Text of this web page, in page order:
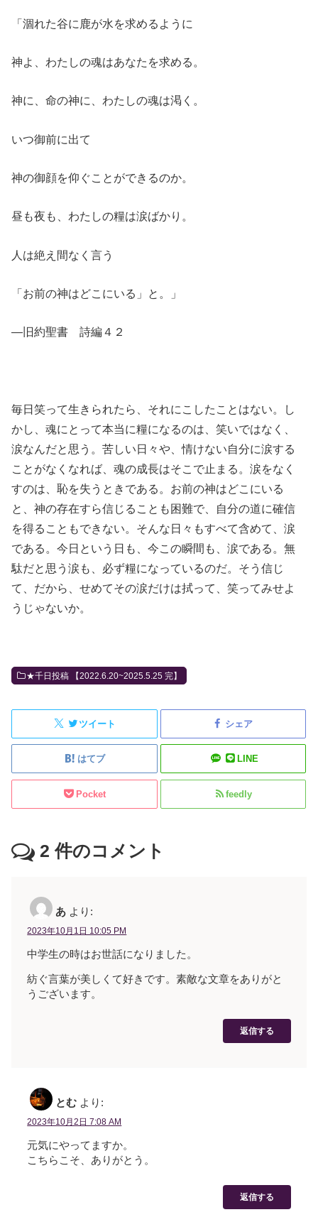
「涸れた谷に鹿が水を求めるように
神よ、わたしの魂はあなたを求める。
神に、命の神に、わたしの魂は渇く。
いつ御前に出て
神の御顔を仰ぐことができるのか。
昼も夜も、わたしの糧は涙ばかり。
人は絶え間なく言う
「お前の神はどこにいる」と。」
―旧約聖書 詩編４２
毎日笑って生きられたら、それにこしたことはない。し
かし、魂にとって本当に糧になるのは、笑いではなく、
涙なんだと思う。苦しい日々や、情けない自分に涙する
ことがなくなれば、魂の成長はそこで止まる。涙をなく
すのは、恥を失うときである。お前の神はどこにいる
と、神の存在すら信じることも困難で、自分の道に確信
を得ることもできない。そんな日々もすべて含めて、涙
である。今日という日も、今この瞬間も、涙である。無
駄だと思う涙も、必ず糧になっているのだ。そう信じ
て、だから、せめてその涙だけは拭って、笑ってみせよ
うじゃないか。
★千日投稿 【2022.6.20~2025.5.25 完】
ツイート シェア
はてブ LINE
Pocket feedly
2 件のコメント
あ より:
2023年10月1日 10:05 PM
中学生の時はお世話になりました。
紡ぐ言葉が美しくて好きです。素敵な文章をありがと
うございます。
返信する
とむ より:
2023年10月2日 7:08 AM
元気にやってますか。
こちらこそ、ありがとう。
返信する